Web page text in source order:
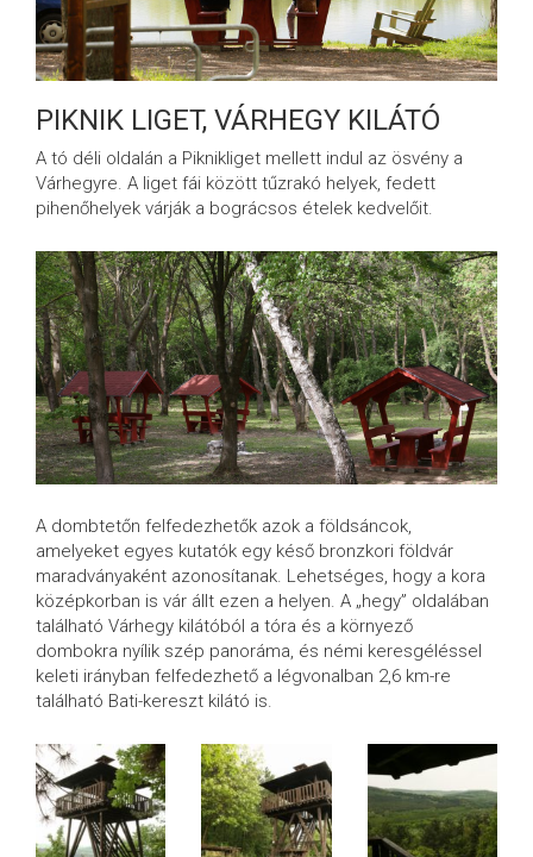
PIKNIK LIGET, VÁRHEGY KILÁTÓ
A tó déli oldalán a Piknikliget mellett indul az ösvény a
Várhegyre. A liget fái között tűzrakó helyek, fedett
pihenőhelyek várják a bográcsos ételek kedvelőit.
A dombtetőn felfedezhetők azok a földsáncok,
amelyeket egyes kutatók egy késő bronzkori földvár
maradványaként azonosítanak. Lehetséges, hogy a kora
középkorban is vár állt ezen a helyen. A „hegy” oldalában
található Várhegy kilátóból a tóra és a környező
dombokra nyílik szép panoráma, és némi keresgéléssel
keleti irányban felfedezhető a légvonalban 2,6 km-re
található Bati-kereszt kilátó is.